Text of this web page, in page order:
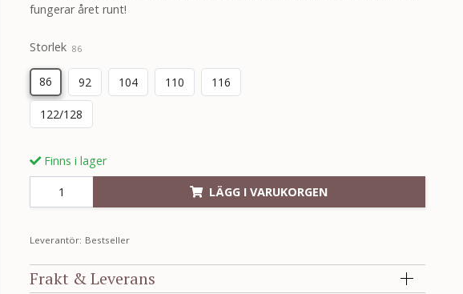
fungerar året runt!
Storlek 86
86 92 104 110 116
122/128
Finns i lager
LÄGG I VARUKORGEN
Leverantör: Bestseller
Frakt & Leverans